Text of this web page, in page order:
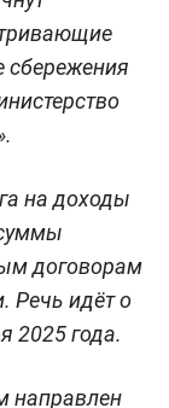
сбережения
на доходы
договорам
Речь идёт о
2025 года.
направлен